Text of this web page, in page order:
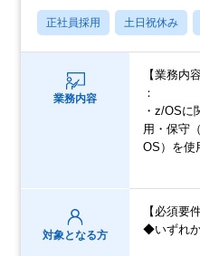
正社員採用 土日祝休み
業務内容
【業務内容
：
・z/OSに
用・保守
OS）を使
対象となる方
【必須要件
◆いずれ